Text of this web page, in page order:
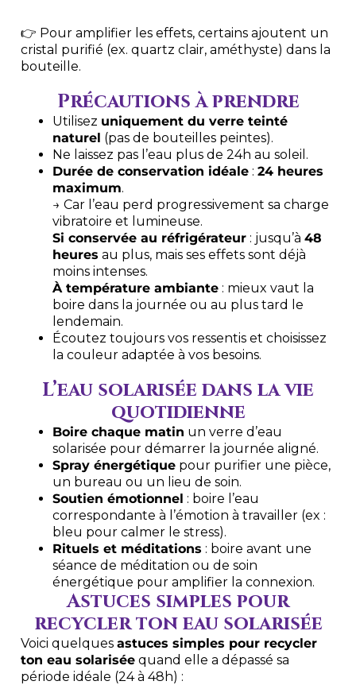
👉 Pour amplifier les effets, certains ajoutent un
cristal purifié (ex. quartz clair, améthyste) dans la
bouteille.
Précautions à prendre
Utilisez uniquement du verre teinté
naturel (pas de bouteilles peintes).
Ne laissez pas l’eau plus de 24h au soleil.
Durée de conservation idéale : 24 heures
maximum.
→ Car l’eau perd progressivement sa charge
vibratoire et lumineuse.
Si conservée au réfrigérateur : jusqu’à 48
heures au plus, mais ses effets sont déjà
moins intenses.
À température ambiante : mieux vaut la
boire dans la journée ou au plus tard le
lendemain.
Écoutez toujours vos ressentis et choisissez
la couleur adaptée à vos besoins.
L’eau solarisée dans la vie
quotidienne
Boire chaque matin un verre d’eau
solarisée pour démarrer la journée aligné.
Spray énergétique pour purifier une pièce,
un bureau ou un lieu de soin.
Soutien émotionnel : boire l’eau
correspondante à l’émotion à travailler (ex :
bleu pour calmer le stress).
Rituels et méditations : boire avant une
séance de méditation ou de soin
énergétique pour amplifier la connexion.
Astuces simples pour
recycler ton eau solarisée
Voici quelques astuces simples pour recycler
ton eau solarisée quand elle a dépassé sa
période idéale (24 à 48h) :